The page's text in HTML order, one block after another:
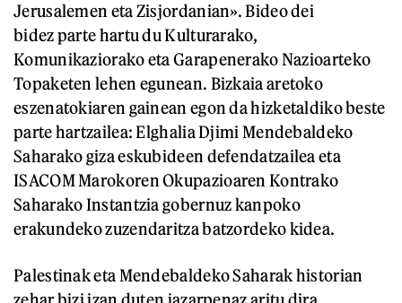
Jerusalemen eta Zisjordanian». Bideo dei
bidez parte hartu du Kulturarako,
Komunikaziorako eta Garapenerako Nazioarteko
Topaketen lehen egunean. Bizkaia aretoko
eszenatokiaren gainean egon da hizketaldiko beste
parte hartzailea: Elghalia Djimi Mendebaldeko
Saharako giza eskubideen defendatzailea eta
ISACOM Marokoren Okupazioaren Kontrako
Saharako Instantzia gobernuz kanpoko
erakundeko zuzendaritza batzordeko kidea.
Palestinak eta Mendebaldeko Saharak historian